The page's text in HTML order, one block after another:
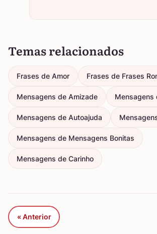
Temas relacionados
Frases de Amor Frases de Frases
Mensagens de Amizade Mensagens
Mensagens de Autoajuda
Mensagens de Mensagens Bonitas
Mensagens de Carinho
« Anterior